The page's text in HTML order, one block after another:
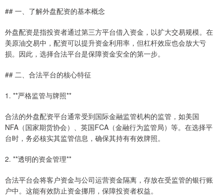
## 一、了解外盘配资的基本概念
外盘配资是指投资者通过第三方平台借入资金，以扩大交易规模。在
美原油交易中，配资可以提升资金利用率，但杠杆效应也会放大亏
损。因此，选择合法平台是保障资金安全的第一步。
## 二、合法平台的核心特征
1. **严格监管与牌照**
合法的外盘配资平台通常受到国际金融监管机构的监管，如美国
NFA（国家期货协会）、英国FCA（金融行为监管局）等。在选择平
台时，务必核实其监管信息，确保其持有有效牌照。
2. **透明的资金管理**
合法平台会将客户资金与公司运营资金隔离，存放在受监管的银行账
户中。这能有效防止资金挪用，保障投资者权益。